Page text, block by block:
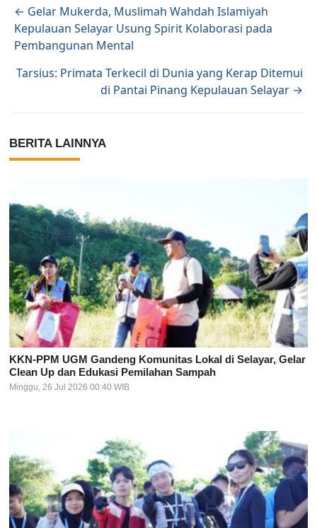
Posts navigation
← Gelar Mukerda, Muslimah Wahdah Islamiyah
Kepulauan Selayar Usung Spirit Kolaborasi pada
Pembangunan Mental
Tarsius: Primata Terkecil di Dunia yang Kerap Ditemui
di Pantai Pinang Kepulauan Selayar →
BERITA LAINNYA
KKN-PPM UGM Gandeng Komunitas Lokal di Selayar, Gelar
Clean Up dan Edukasi Pemilahan Sampah
Minggu, 26 Jul 2026 00:40 WIB